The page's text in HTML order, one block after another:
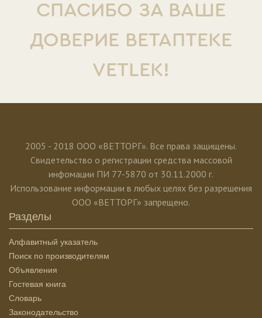
СПАСИБО ЗА ВАШЕ
ДОВЕРИЕ ВЕТАПТЕКЕ
VETLEK!
2005 - 2018 ООО «ВЕТТОРГ». Все права защищены.
Свидетельство о регистрации средства массовой
инфомации ПИ 77-5870 от 30.11.2000 г.
Использование информации в любых целях без разрешения
ООО «ВЕТТОРГ» запрещено.
Разделы
Алфавитный указатель
Поиск по производителям
Объявления
Гостевая книга
Словарь
Законодательство